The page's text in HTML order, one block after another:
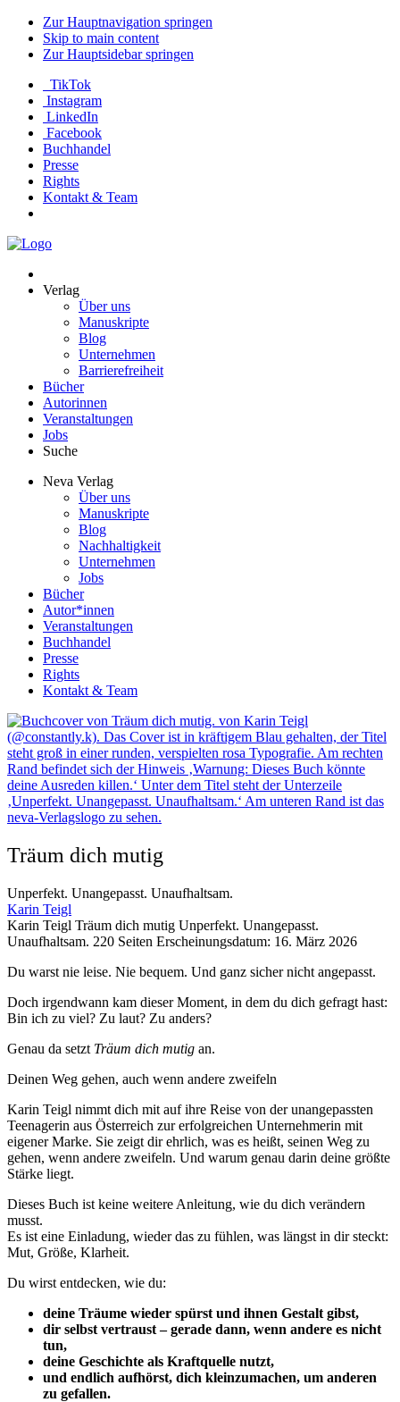
Zur Hauptnavigation springen
Skip to main content
Zur Hauptsidebar springen
TikTok
Instagram
LinkedIn
Facebook
Buchhandel
Presse
Rights
Kontakt & Team
Neva
Verlag
Über uns
Manuskripte
Blog
Unternehmen
Barrierefreiheit
Bücher
Autorinnen
Veranstaltungen
Jobs
Suche
Neva Verlag
Über uns
Manuskripte
Blog
Nachhaltigkeit
Unternehmen
Jobs
Bücher
Autor*innen
Veranstaltungen
Buchhandel
Presse
Rights
Kontakt & Team
Träum dich mutig
Unperfekt. Unangepasst. Unaufhaltsam.
Karin Teigl
Beschreibung
Karin Teigl Träum dich mutig Unperfekt. Unangepasst.
Unaufhaltsam. 220 Seiten Erscheinungsdatum: 16. März 2026
Beschreibung
Du warst nie leise. Nie bequem. Und ganz sicher nicht angepasst.
Doch irgendwann kam dieser Moment, in dem du dich gefragt hast:
Bin ich zu viel? Zu laut? Zu anders?
Genau da setzt Träum dich mutig an.
Deinen Weg gehen, auch wenn andere zweifeln
Karin Teigl nimmt dich mit auf ihre Reise von der unangepassten
Teenagerin aus Österreich zur erfolgreichen Unternehmerin mit
eigener Marke. Sie zeigt dir ehrlich, was es heißt, seinen Weg zu
gehen, wenn andere zweifeln. Und warum genau darin deine größte
Stärke liegt.
Dieses Buch ist keine weitere Anleitung, wie du dich verändern
musst.
Es ist eine Einladung, wieder das zu fühlen, was längst in dir steckt:
Mut, Größe, Klarheit.
Du wirst entdecken, wie du:
deine Träume wieder spürst und ihnen Gestalt gibst,
dir selbst vertraust – gerade dann, wenn andere es nicht
tun,
deine Geschichte als Kraftquelle nutzt,
und endlich aufhörst, dich kleinzumachen, um anderen
zu gefallen.